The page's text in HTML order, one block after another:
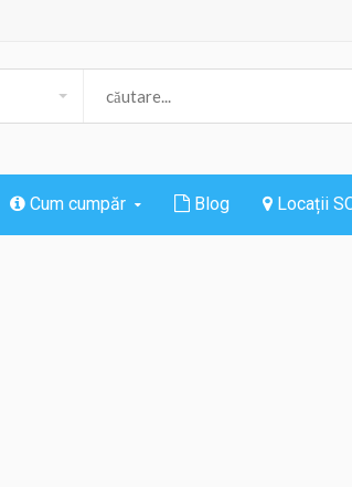
Cum cumpăr Blog Locații